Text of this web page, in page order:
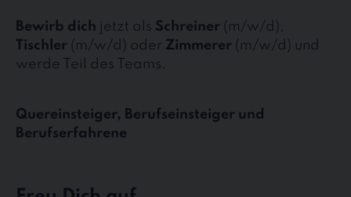
Bewirb dich jetzt als Schreiner (m/w/d),
Tischler (m/w/d) oder Zimmerer (m/w/d) und
werde Teil des Teams.
Quereinsteiger, Berufseinsteiger und
Berufserfahrene